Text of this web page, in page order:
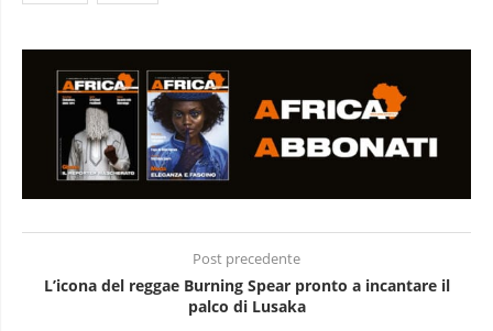
Post precedente
L’icona del reggae Burning Spear pronto a incantare il
palco di Lusaka